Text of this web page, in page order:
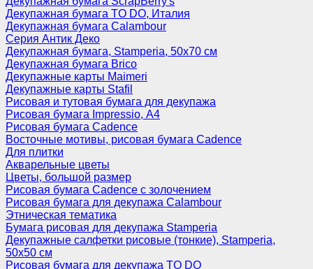
Декупажная бумага TO DO, Италия
Декупажная бумага Calambour
Серия Антик Деко
Декупажная бумага, Stamperia, 50х70 см
Декупажная бумага Brico
Декупажные карты Maimeri
Декупажные карты Stafil
Рисовая и тутовая бумага для декупажа
Рисовая бумага Impressio, А4
Рисовая бумага Cadence
Восточные мотивы, рисовая бумага Cadence
Для плитки
Акварельные цветы
Цветы, большой размер
Рисовая бумага Cadence c золочением
Рисовая бумага для декупажа Calambour
Этническая тематика
Бумага рисовая для декупажа Stamperia
Декупажные салфетки рисовые (тонкие), Stamperia,
50х50 см
Рисовая бумага для декупажа TO DO